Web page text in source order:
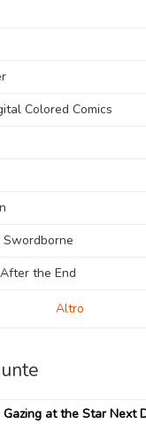
Colored Comics
the End
Altro
Gazing at the Star Next